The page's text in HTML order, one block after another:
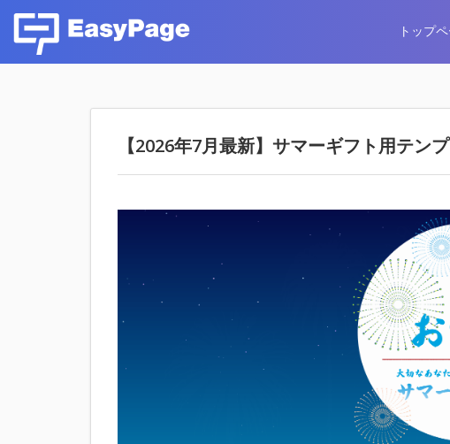
トップ
【2026年7月最新】サマーギフト用テン